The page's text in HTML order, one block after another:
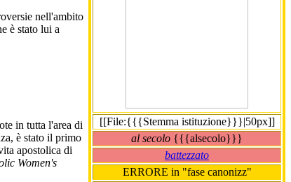
[[File:{{{Stemma istituzione}}}|50px]]
al secolo {{{alsecolo}}}
battezzato
ERRORE in "fase canonizz"
nell'ambito
è stato lui a
in tutta l'area di
è stato il primo
apostolica di
Women's